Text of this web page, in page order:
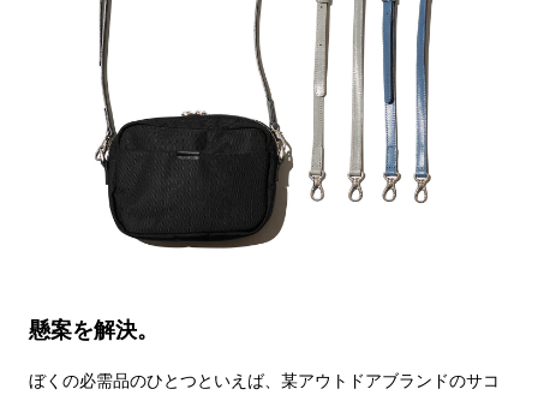
懸案を解決。
ぼくの必需品のひとつといえば、某アウトドアブランドのサコ